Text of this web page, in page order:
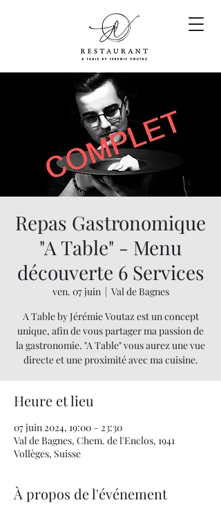
Repas Gastronomique
"A Table" - Menu
découverte 6 Services
ven. 07 juin
  |
Val de Bagnes
A Table by Jérémie Voutaz est un concept
unique, afin de vous partager ma passion de
la gastronomie. "A Table" vous aurez une vue
directe et une proximité avec ma cuisine.
Heure et lieu
07 juin 2024, 19:00 – 23:30
Val de Bagnes, Chem. de l'Enclos, 1941
Vollèges, Suisse
À propos de l'événement